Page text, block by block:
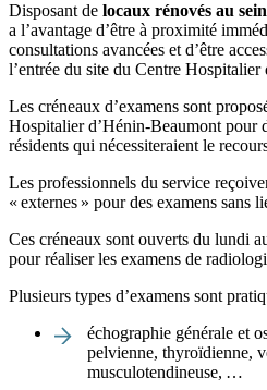
Disposant de locaux rénovés au
a l’avantage d’être à proximité
consultations avancées et d’être
l’entrée du site du Centre
Les créneaux d’examens sont
Hospitalier d’Hénin-Beaumont pour
résidents qui nécessiteraient le
Les professionnels du service
« externes » pour des examens sans
Ces créneaux sont ouverts du lundi
pour réaliser les examens de
Plusieurs types d’examens sont
échographie générale et
pelvienne, thyroïdienne,
musculotendineuse, …